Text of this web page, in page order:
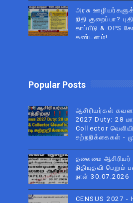
அரசு
நிதி குறைப்பா?
காப்பீடு & OPS
கண்டனம்!
Popular Posts
ஆசிரியர்கள்
2027 Duty: 28
Collector
சுற்றறிக்கைகள் -
தலைமை ஆசிரியர்
நிதியுதவி
நாள் 30.07.2026
CENSUS 2027 -